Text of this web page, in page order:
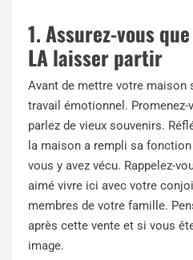
1. Assurez-vous
LA laisser partir
Avant de mettre votre maison
travail émotionnel.
parlez de vieux souvenirs.
la maison a rempli sa
vous y avez vécu. Rappelez-
aimé vivre ici avec votre
membres de votre famille.
après cette vente et si vous
image.